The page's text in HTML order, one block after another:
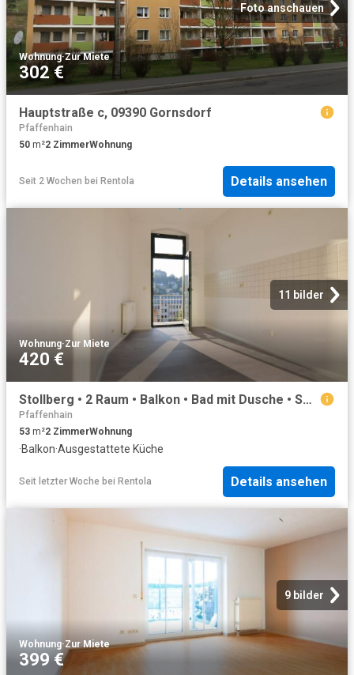
Foto anschauen
Wohnung·Zur Miete
302 €
Hauptstraße c, 09390 Gornsdorf
Pfaffenhain
50 m²2 ZimmerWohnung
Seit 2 Wochen bei Rentola Details ansehen
11 bilder
Wohnung·Zur Miete
420 €
Stollberg • 2 Raum • Balkon • Bad mit Dusche • Sonnig • Einbauküche • jetzt anschauen! ID: 3486
Pfaffenhain
53 m²2 ZimmerWohnung
·Balkon·Ausgestattete Küche
Seit letzter Woche bei Rentola Details ansehen
9 bilder
Wohnung·Zur Miete
399 €